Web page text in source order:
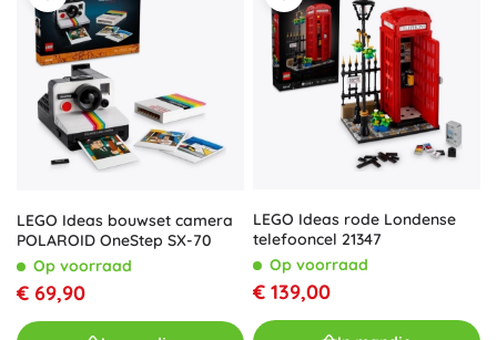
LEGO Ideas bouwset camera
POLAROID OneStep SX-70
Op voorraad
€ 69,90
LEGO Ideas rode Londense
telefooncel 21347
Op voorraad
€ 139,00